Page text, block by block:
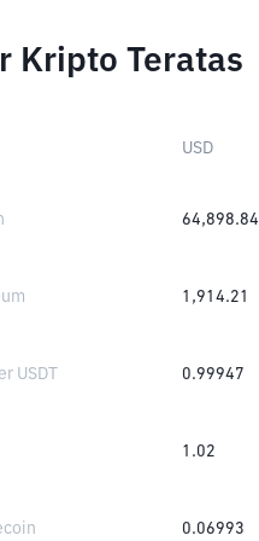
Kripto Teratas
USD
64,898.84
1,914.21
USDT 0.99947
1.02
0.06993